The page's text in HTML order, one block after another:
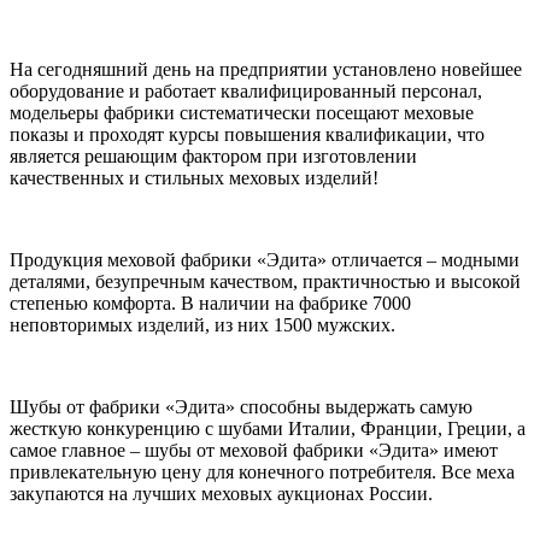
На сегодняшний день на предприятии установлено новейшее
оборудование и работает квалифицированный персонал,
модельеры фабрики систематически посещают меховые
показы и проходят курсы повышения квалификации, что
является решающим фактором при изготовлении
качественных и стильных меховых изделий!
Продукция меховой фабрики «Эдита» отличается – модными
деталями, безупречным качеством, практичностью и высокой
степенью комфорта. В наличии на фабрике 7000
неповторимых изделий, из них 1500 мужских.
Шубы от фабрики «Эдита» способны выдержать самую
жесткую конкуренцию с шубами Италии, Франции, Греции, а
самое главное – шубы от меховой фабрики «Эдита» имеют
привлекательную цену для конечного потребителя. Все меха
закупаются на лучших меховых аукционах России.